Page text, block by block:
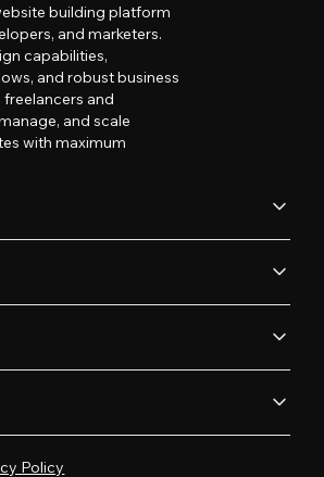
building platform
and marketers.
capabilities,
and robust business
and
and scale
with maximum
Policy